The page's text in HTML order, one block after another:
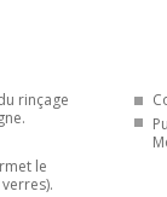
rinçage
le